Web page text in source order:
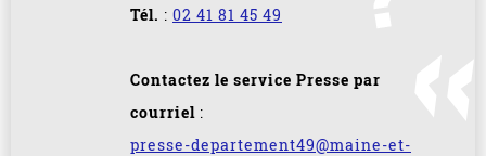
Tél. : 02 41 81 45 49
Contactez le service Presse par
courriel :
presse-departement49@maine-et-